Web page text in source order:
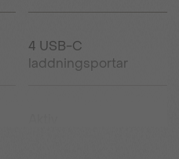
4 USB-C
laddningsportar